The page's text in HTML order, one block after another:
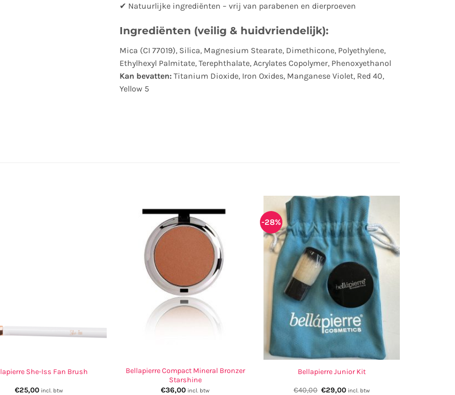
✔ Natuurlijke ingrediënten – vrij van parabenen en dierproeven
Ingrediënten (veilig & huidvriendelijk):
Mica (CI 77019), Silica, Magnesium Stearate, Dimethicone, Polyethylene,
Ethylhexyl Palmitate, Terephthalate, Acrylates Copolymer, Phenoxyethanol
Kan bevatten: Titanium Dioxide, Iron Oxides, Manganese Violet, Red 40,
Yellow 5
She-Iss Fan Brush
€25,00 incl. btw
Bellapierre Compact Mineral Bronzer
Starshine
€36,00 incl. btw
-28%
Bellapierre Junior Kit
€40,00 Oorspronkelijke
€29,00Huidige
incl. btw